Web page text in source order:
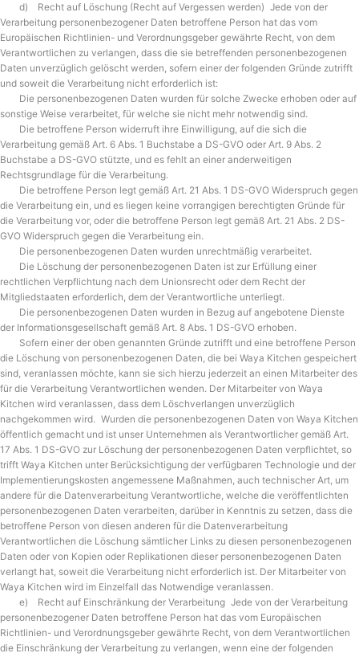
d) Recht auf Löschung (Recht auf Vergessen werden) Jede von der
Verarbeitung personenbezogener Daten betroffene Person hat das vom
Europäischen Richtlinien- und Verordnungsgeber gewährte Recht, von dem
Verantwortlichen zu verlangen, dass die sie betreffenden personenbezogenen
Daten unverzüglich gelöscht werden, sofern einer der folgenden Gründe zutrifft
und soweit die Verarbeitung nicht erforderlich ist:
Die personenbezogenen Daten wurden für solche Zwecke erhoben oder auf
sonstige Weise verarbeitet, für welche sie nicht mehr notwendig sind.
Die betroffene Person widerruft ihre Einwilligung, auf die sich die
Verarbeitung gemäß Art. 6 Abs. 1 Buchstabe a DS-GVO oder Art. 9 Abs. 2
Buchstabe a DS-GVO stützte, und es fehlt an einer anderweitigen
Rechtsgrundlage für die Verarbeitung.
Die betroffene Person legt gemäß Art. 21 Abs. 1 DS-GVO Widerspruch gegen
die Verarbeitung ein, und es liegen keine vorrangigen berechtigten Gründe für
die Verarbeitung vor, oder die betroffene Person legt gemäß Art. 21 Abs. 2 DS-
GVO Widerspruch gegen die Verarbeitung ein.
Die personenbezogenen Daten wurden unrechtmäßig verarbeitet.
Die Löschung der personenbezogenen Daten ist zur Erfüllung einer
rechtlichen Verpflichtung nach dem Unionsrecht oder dem Recht der
Mitgliedstaaten erforderlich, dem der Verantwortliche unterliegt.
Die personenbezogenen Daten wurden in Bezug auf angebotene Dienste
der Informationsgesellschaft gemäß Art. 8 Abs. 1 DS-GVO erhoben.
Sofern einer der oben genannten Gründe zutrifft und eine betroffene Person
die Löschung von personenbezogenen Daten, die bei Waya Kitchen gespeichert
sind, veranlassen möchte, kann sie sich hierzu jederzeit an einen Mitarbeiter des
für die Verarbeitung Verantwortlichen wenden. Der Mitarbeiter von Waya
Kitchen wird veranlassen, dass dem Löschverlangen unverzüglich
nachgekommen wird. Wurden die personenbezogenen Daten von Waya Kitchen
öffentlich gemacht und ist unser Unternehmen als Verantwortlicher gemäß Art.
17 Abs. 1 DS-GVO zur Löschung der personenbezogenen Daten verpflichtet, so
trifft Waya Kitchen unter Berücksichtigung der verfügbaren Technologie und der
Implementierungskosten angemessene Maßnahmen, auch technischer Art, um
andere für die Datenverarbeitung Verantwortliche, welche die veröffentlichten
personenbezogenen Daten verarbeiten, darüber in Kenntnis zu setzen, dass die
betroffene Person von diesen anderen für die Datenverarbeitung
Verantwortlichen die Löschung sämtlicher Links zu diesen personenbezogenen
Daten oder von Kopien oder Replikationen dieser personenbezogenen Daten
verlangt hat, soweit die Verarbeitung nicht erforderlich ist. Der Mitarbeiter von
Waya Kitchen wird im Einzelfall das Notwendige veranlassen.
e) Recht auf Einschränkung der Verarbeitung Jede von der Verarbeitung
personenbezogener Daten betroffene Person hat das vom Europäischen
Richtlinien- und Verordnungsgeber gewährte Recht, von dem Verantwortlichen
die Einschränkung der Verarbeitung zu verlangen, wenn eine der folgenden